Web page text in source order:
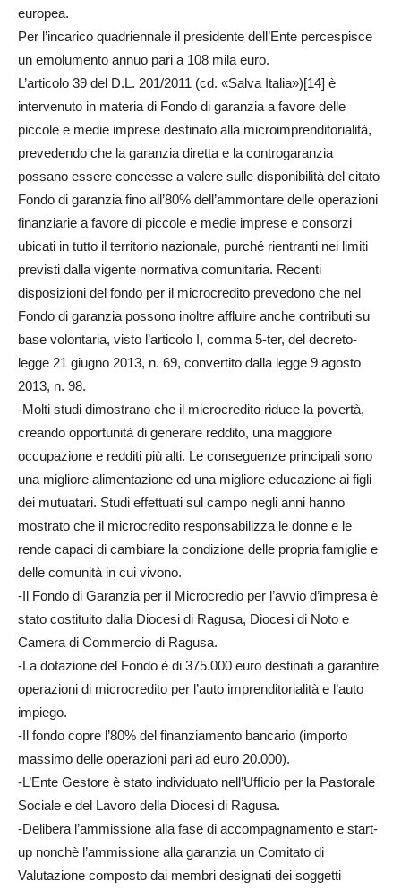
europea.
Per l’incarico quadriennale il presidente dell’Ente percespisce
un emolumento annuo pari a 108 mila euro.
L’articolo 39 del D.L. 201/2011 (cd. «Salva Italia»)[14] è
intervenuto in materia di Fondo di garanzia a favore delle
piccole e medie imprese destinato alla microimprenditorialità,
prevedendo che la garanzia diretta e la controgaranzia
possano essere concesse a valere sulle disponibilità del citato
Fondo di garanzia fino all’80% dell’ammontare delle operazioni
finanziarie a favore di piccole e medie imprese e consorzi
ubicati in tutto il territorio nazionale, purché rientranti nei limiti
previsti dalla vigente normativa comunitaria. Recenti
disposizioni del fondo per il microcredito prevedono che nel
Fondo di garanzia possono inoltre affluire anche contributi su
base volontaria, visto l’articolo I, comma 5-ter, del decreto-
legge 21 giugno 2013, n. 69, convertito dalla legge 9 agosto
2013, n. 98.
-Molti studi dimostrano che il microcredito riduce la povertà,
creando opportunità di generare reddito, una maggiore
occupazione e redditi più alti. Le conseguenze principali sono
una migliore alimentazione ed una migliore educazione ai figli
dei mutuatari. Studi effettuati sul campo negli anni hanno
mostrato che il microcredito responsabilizza le donne e le
rende capaci di cambiare la condizione delle propria famiglie e
delle comunità in cui vivono.
-Il Fondo di Garanzia per il Microcredio per l’avvio d’impresa è
stato costituito dalla Diocesi di Ragusa, Diocesi di Noto e
Camera di Commercio di Ragusa.
-La dotazione del Fondo è di 375.000 euro destinati a garantire
operazioni di microcredito per l’auto imprenditorialità e l’auto
impiego.
-Il fondo copre l’80% del finanziamento bancario (importo
massimo delle operazioni pari ad euro 20.000).
-L’Ente Gestore è stato individuato nell’Ufficio per la Pastorale
Sociale e del Lavoro della Diocesi di Ragusa.
-Delibera l’ammissione alla fase di accompagnamento e start-
up nonchè l’ammissione alla garanzia un Comitato di
Valutazione composto dai membri designati dei soggetti